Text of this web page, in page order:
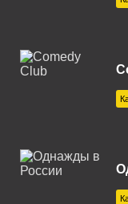
Елец 107.7 FM
Железногорск
Златоуст 87.7 FM